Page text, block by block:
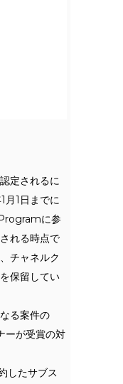
定されるに
月1日までに
に参
れる時点で
チャネルク
保留してい
る案件の
ーが受賞の対
したサブス